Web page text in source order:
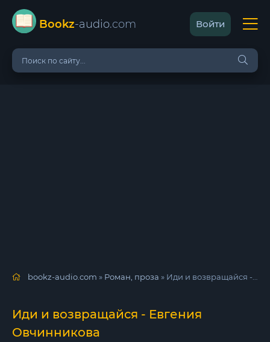
Bookz-audio.com Войти
bookz-audio.com » Роман, проза » Иди и возвращайся - Евгения Овчинникова
Иди и возвращайся - Евгения
Овчинникова